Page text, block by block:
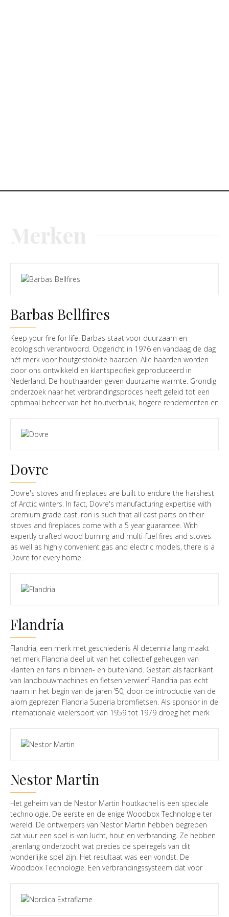
Barbas Bellfires
Keep your fire for life. Barbas staat voor duurzaam en
ecologisch verantwoord. Opgericht in 1976 en vandaag de dag
hét merk voor houtgestookte haarden. Alle haarden worden
door ons ontwikkeld en klantspecifiek geproduceerd in
Nederland. De houthaarden geven duurzame warmte. Grondig
onderzoek naar het verbrandingsproces heeft geleid tot een
optimaal beheer van het houtverbruik, hogere rendementen en
onbezorgd haardplezier. Ons verhaal is daarom; Keep your fire
Dovre
Dovre's stoves and fireplaces are built to endure the harshest
of Arctic winters. In fact, Dovre's manufacturing expertise with
premium grade cast iron is such that all cast parts on their
stoves and fireplaces come with a 5 year guarantee. With
expertly crafted wood burning and multi-fuel fires and stoves
as well as highly convenient gas and electric models, there is a
Dovre for every home.
Flandria
Flandria, een merk met geschiedenis Al decennia lang maakt
het merk Flandria deel uit van het collectief geheugen van
klanten en fans in binnen- en buitenland. Gestart als fabrikant
van landbouwmachines en fietsen verwierf Flandria pas echt
naam in het begin van de jaren ’50, door de introductie van de
alom geprezen Flandria Superia bromfietsen. Als sponsor in de
internationale wielersport van 1959 tot 1979 droeg het merk
bromfietsen per jaar, maar ook aluminiumproducten,
Garden, leider op het vlak van gebruiksvriendelijke,
technologische innovatie voor individueel klimaat. Flandria richt
zich volledig op rationeel energieverbruik door middel van
individuele gasverwarming, en combineert hierbij
duurzaamheid met efficiëntie en gebruiksgemak. Constante
investeringen in onderzoek en ontwikkeling laten het merk toe
gericht in te spelen op de trends in de markt, zoals EPB, laag-
energetische woningen en zelfs passiefbouw. Een sterk R&D
team en een gedreven serviceteam sturen onze eigen
productie-eenheden aan en verzekeren zo een mooie
Nestor Martin
Het geheim van de Nestor Martin houtkachel is een speciale
technologie. De eerste en de enige Woodbox Technologie ter
wereld. De ontwerpers van Nestor Martin hebben begrepen
dat vuur een spel is van lucht, hout en verbranding. Ze hebben
jarenlang onderzocht wat precies de spelregels van dit
wonderlijke spel zijn. Het resultaat was een vondst. De
Woodbox Technologie. Een verbrandingssysteem dat voor
voorverwarmde lucht in de kachel verspreidt. Zó, dat er een